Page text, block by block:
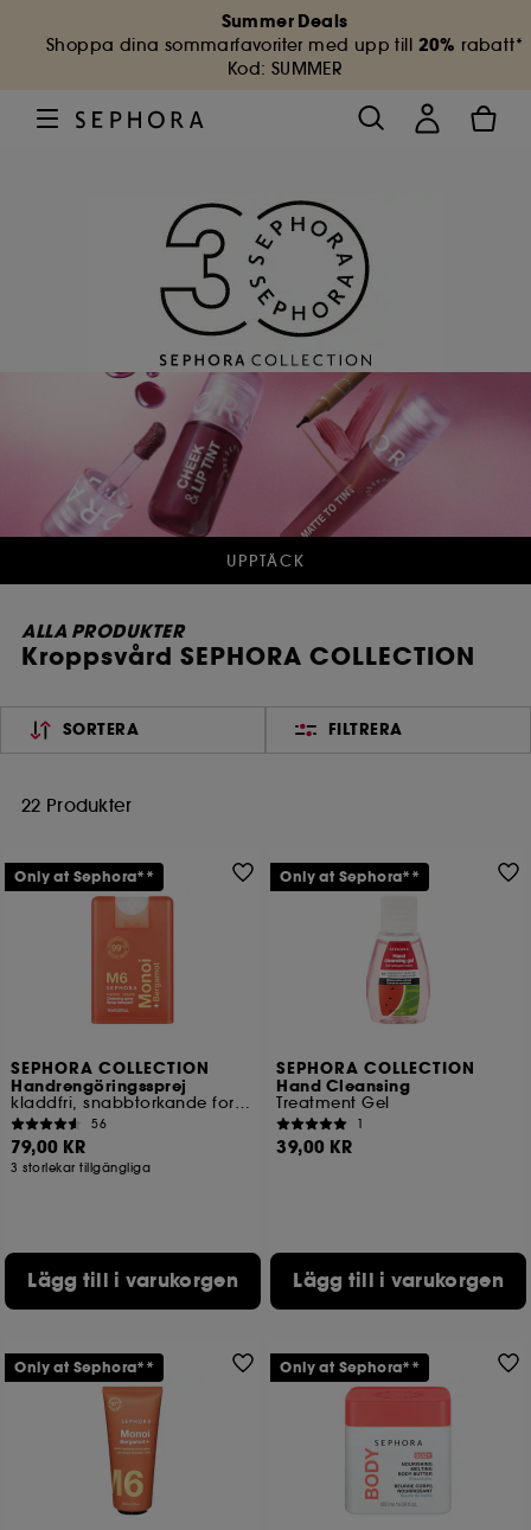
Summer Deals
Shoppa dina sommarfavoriter med upp till 20% rabatt*
Kod: SUMMER
UPPTÄCK
ALLA PRODUKTER
Kroppsvård SEPHORA COLLECTION
SORTERA FILTRERA
22 Produkter
SEPHORA COLLECTION
Handrengöringssprej
kladdfri, snabbtorkande formula
56
79,00 KR
3 storlekar tillgängliga
Lägg till i varukorgen
Only at Sephora**
SEPHORA COLLECTION
Hand Cleansing
Treatment Gel
1
39,00 KR
Lägg till i varukorgen
Only at Sephora**
Only at Sephora** Only at Sephora**